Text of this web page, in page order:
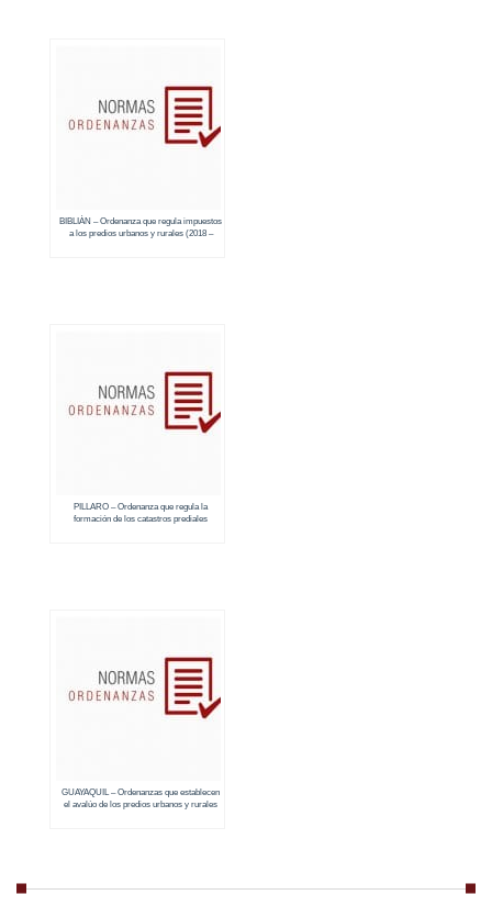
BIBLIÁN – Ordenanza que regula impuestos
a los predios urbanos y rurales (2018 –
PILLARO – Ordenanza que regula la
formación de los catastros prediales
GUAYAQUIL – Ordenanzas que establecen
el avalúo de los predios urbanos y rurales